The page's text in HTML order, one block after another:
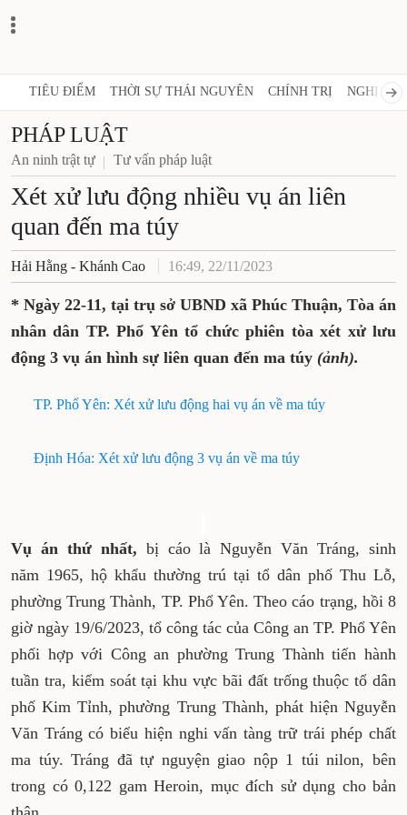
TIÊU ĐIỂM THỜI SỰ THÁI NGUYÊN CHÍNH TRỊ NGHỊ
PHÁP LUẬT
An ninh trật tự Tư vấn pháp luật
Xét xử lưu động nhiều vụ án liên
quan đến ma túy
Hải Hằng - Khánh Cao 16:49, 22/11/2023
* Ngày 22-11, tại trụ sở UBND xã Phúc Thuận, Tòa án
nhân dân TP. Phổ Yên tổ chức phiên tòa xét xử lưu
động 3 vụ án hình sự liên quan đến ma túy (ảnh).
TP. Phổ Yên: Xét xử lưu động hai vụ án về ma túy
Định Hóa: Xét xử lưu động 3 vụ án về ma túy
Vụ án thứ nhất, bị cáo là Nguyễn Văn Tráng, sinh
năm 1965, hộ khẩu thường trú tại tổ dân phố Thu Lỗ,
phường Trung Thành, TP. Phổ Yên. Theo cáo trạng, hồi 8
giờ ngày 19/6/2023, tổ công tác của Công an TP. Phổ Yên
phối hợp với Công an phường Trung Thành tiến hành
tuần tra, kiểm soát tại khu vực bãi đất trống thuộc tổ dân
phố Kim Tỉnh, phường Trung Thành, phát hiện Nguyễn
Văn Tráng có biểu hiện nghi vấn tàng trữ trái phép chất
ma túy. Tráng đã tự nguyện giao nộp 1 túi nilon, bên
trong có 0,122 gam Heroin, mục đích sử dụng cho bản